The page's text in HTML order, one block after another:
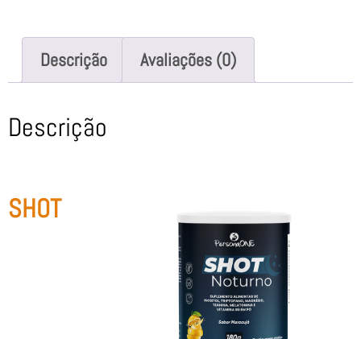
Descrição Avaliações (0)
Descrição
SHOT